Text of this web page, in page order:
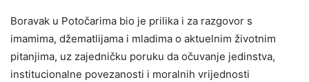
Boravak u Potočarima bio je prilika i za razgovor s
imamima, džematlijama i mladima o aktuelnim životnim
pitanjima, uz zajedničku poruku da očuvanje jedinstva,
institucionalne povezanosti i moralnih vrijednosti